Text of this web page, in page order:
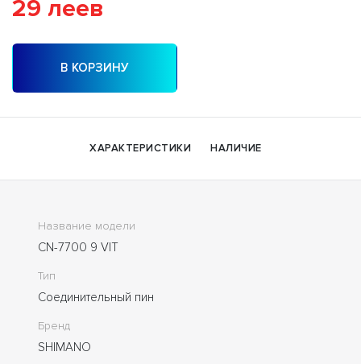
29 леев
В КОРЗИНУ
ХАРАКТЕРИСТИКИ НАЛИЧИЕ
Название модели
CN-7700 9 VIT
Тип
Соединительный пин
Бренд
SHIMANO